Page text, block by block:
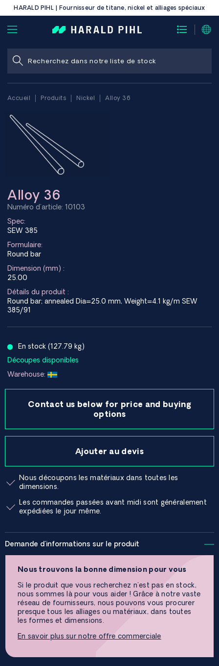
HARALD PIHL | Fournisseur de titane, nickel et alliages spéciaux
Accueil Produits Nickel Alloy 36
Alloy 36
Numéro d'article: 10103
Spec:
SEW 385
Formulaire:
Round bar
Dimension (mm) :
25.00
Détails du produit :
Round bar; annealed Dia=25.0 mm, Weight=4.1 kg/m SEW
385/91
En stock (127.79 kg)
Découpes disponibles
Warehouse:
Contact us below for price and buying
options
Ajouter au devis
Nous découpons les matériaux dans toutes les
dimensions.
Les commandes passées avant midi sont généralement
expédiées le jour même.
Demande d'informations sur le produit
Nous trouvons la bonne dimension pour vous
Si le produit que vous recherchez n'est pas en stock,
nous sommes là pour vous aider ! Grâce à notre vaste
réseau de fournisseurs, nous pouvons vous procurer
presque tous les alliages ou matériaux, dans toutes
les formes et dimensions.
En savoir plus sur notre offre commerciale